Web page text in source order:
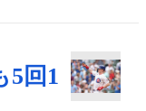
5回1